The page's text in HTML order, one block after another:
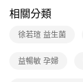
免運費
相關分類
徐若瑄 益生菌
益暢敏 孕婦